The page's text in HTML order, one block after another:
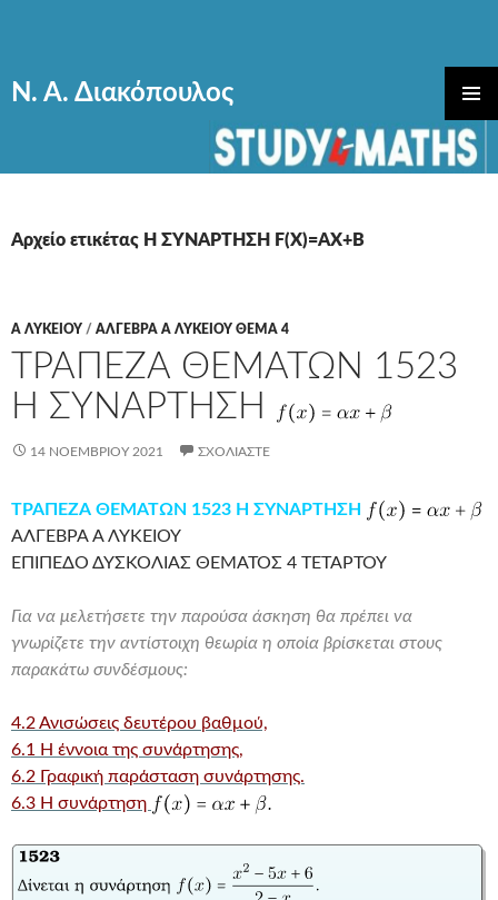
Ν. Α. Διακόπουλος
ΚΎΡΙΟ
ΜΕΝΟΎ
Αρχείο ετικέτας Η ΣΥΝΑΡΤΗΣΗ F(X)=AX+B
Α ΛΥΚΕΊΟΥ / ΑΛΓΕΒΡΑ Α ΛΥΚΕΙΟΥ ΘΕΜΑ 4
ΤΡΑΠΕΖΑ ΘΕΜΑΤΩΝ 1523
Η ΣΥΝΑΡΤΗΣΗ
14 ΝΟΕΜΒΡΊΟΥ 2021 ΣΧΟΛΙΆΣΤΕ
ΤΡΑΠΕΖΑ ΘΕΜΑΤΩΝ 1523 Η ΣΥΝΑΡΤΗΣΗ
ΑΛΓΕΒΡΑ Α ΛΥΚΕΙΟΥ
ΕΠΙΠΕΔΟ ΔΥΣΚΟΛΙΑΣ ΘΕΜΑΤΟΣ 4 ΤΕΤΑΡΤΟΥ
Για να μελετήσετε την παρούσα άσκηση θα πρέπει να
γνωρίζετε την αντίστοιχη θεωρία η οποία βρίσκεται στους
παρακάτω συνδέσμους:
4.2 Ανισώσεις δευτέρου βαθμού,
6.1 Η έννοια της συνάρτησης,
6.2 Γραφική παράσταση συνάρτησης.
6.3 Η συνάρτηση